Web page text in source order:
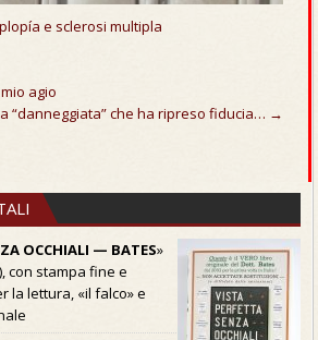
e sclerosi multipla
agio
“danneggiata” che ha ripreso fiducia… →
OCCHIALI — BATES»
con stampa fine e
la lettura, «il falco» e